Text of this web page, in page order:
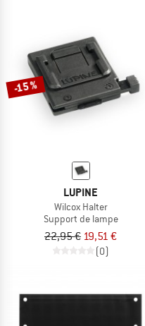
-15 %
LUPINE
Wilcox Halter
Support de lampe
22,95 € 19,51 €
(0)